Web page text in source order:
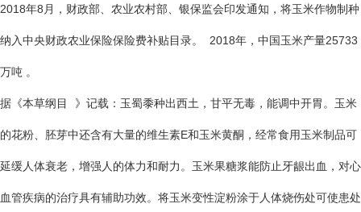
2018年8月，财政部、农业农村部、银保监会印发通知，将玉米作物制种
纳入中央财政农业保险保险费补贴目录。 2018年，中国玉米产量25733
万吨 。
据《本草纲目 》记载：玉蜀黍种出西土，甘平无毒，能调中开胃。玉米
的花粉、胚芽中还含有大量的维生素E和玉米黄酮，经常食用玉米制品可
延缓人体衰老，增强人的体力和耐力。玉米果糖浆能防止牙龈出血，对心
血管疾病的治疗具有辅助功效。将玉米变性淀粉涂于人体烧伤处可使患处